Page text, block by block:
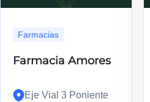
Farmacias
Farmacia Amores
Eje Vial 3 Poniente